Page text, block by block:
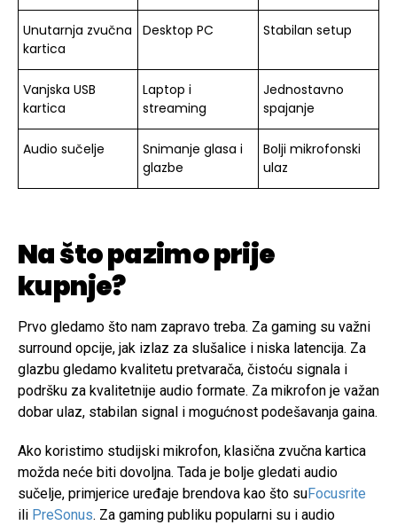
Unutarnja zvučna
kartica
Desktop PC Stabilan setup
Vanjska USB
kartica
Laptop i
streaming
Jednostavno
spajanje
Audio sučelje
Snimanje glasa i
glazbe
Bolji mikrofonski
ulaz
Na što pazimo prije
kupnje?
Prvo gledamo što nam zapravo treba. Za gaming su važni
surround opcije, jak izlaz za slušalice i niska latencija. Za
glazbu gledamo kvalitetu pretvarača, čistoću signala i
podršku za kvalitetnije audio formate. Za mikrofon je važan
dobar ulaz, stabilan signal i mogućnost podešavanja gaina.
Ako koristimo studijski mikrofon, klasična zvučna kartica
možda neće biti dovoljna. Tada je bolje gledati audio
sučelje, primjerice uređaje brendova kao što suFocusrite
ili PreSonus. Za gaming publiku popularni su i audio